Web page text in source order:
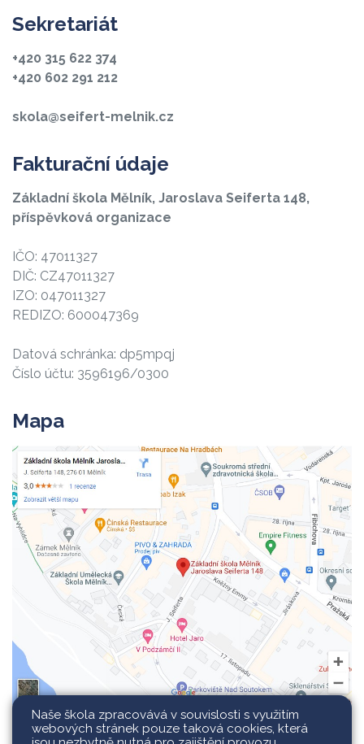
Sekretariát
+420 315 622 374
+420 602 291 212
skola@seifert-melnik.cz
Fakturační údaje
Základní škola Mělník, Jaroslava Seiferta 148,
příspěvková organizace
IČO: 47011327
DIČ: CZ47011327
IZO: 047011327
REDIZO: 600047369
Datová schránka: dp5mpqj
Číslo účtu: 3596196/0300
Mapa
Naše škola zpracovává v souvislosti s využitím
webových stránek pouze taková cookies, která